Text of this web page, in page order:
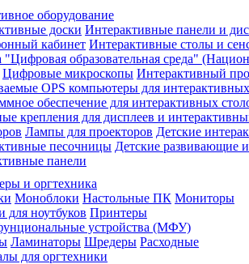
оборудование
доски Интерактивные панели и
кабинет Интерактивные столы и
"Цифровая образовательная среда"
Цифровые микроскопы Интерактивный
OPS компьютеры для
обеспечение для интерактивных
крепления для дисплеев и
Лампы для проекторов Детские
песочницы Детские развивающие
панели
и оргтехника
Моноблоки Настольные ПК Мониторы
для ноутбуков Принтеры
устройства (МФУ)
Ламинаторы Шредеры Расходные
для оргтехники